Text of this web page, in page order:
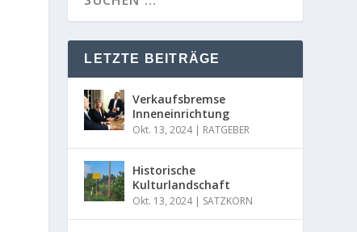
LETZTE BEITRÄGE
Verkaufsbremse
Inneneinrichtung
Okt. 13, 2024| RATGEBER
Historische
Kulturlandschaft
Okt. 13, 2024| SATZKORN